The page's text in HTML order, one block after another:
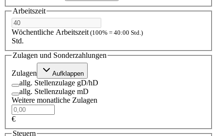
Arbeitszeit
Wöchentliche Arbeitszeit(100% = 40:00 Std.)
Std.
Zulagen und Sonderzahlungen
Zulagen Aufklappen
allg. Stellenzulage gD/hD
allg. Stellenzulage mD
Weitere monatliche Zulagen
€
Steuern